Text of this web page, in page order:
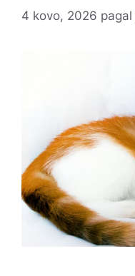
4 kovo, 2026 pagal